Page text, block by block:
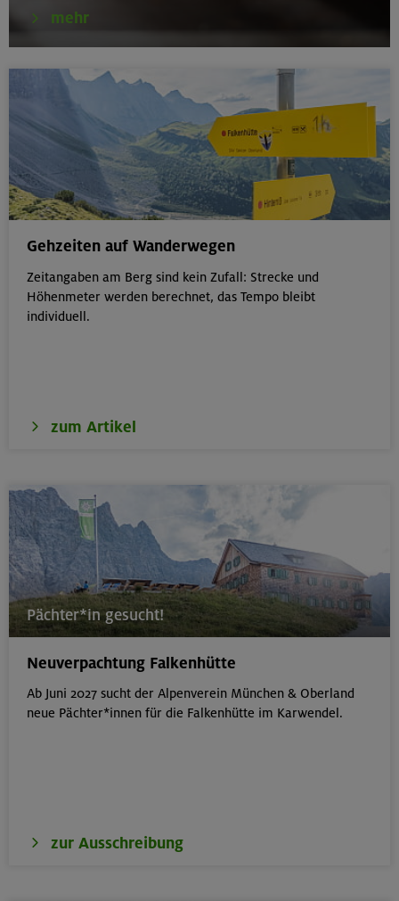
16.08.26
München
18.08.26
Klettertreff Kids in den Sommerferien für 8-12 Jährige
Gilching
18.08.26
Klettertreff Kids in den Sommerferien für 8-12 Jährige
18.08.26
München
19.08.26
Schnupperkletterkurs indoor
19.08.26
mehr
Gehzeiten auf Wanderwegen
Zeitangaben am Berg sind kein Zufall: Strecke und
Höhenmeter werden berechnet, das Tempo bleibt
individuell.
zum Artikel
Pächter*in gesucht!
Neuverpachtung Falkenhütte
Ab Juni 2027 sucht der Alpenverein München & Oberland
neue Pächter*innen für die Falkenhütte im Karwendel.
zur Ausschreibung